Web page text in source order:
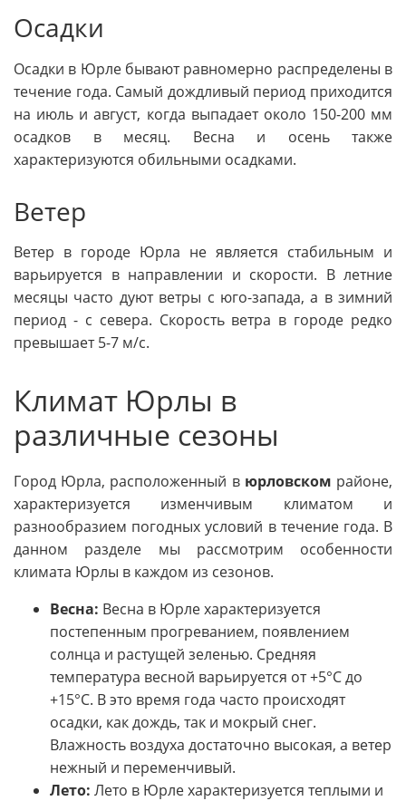
Осадки
Осадки в Юрле бывают равномерно распределены в
течение года. Самый дождливый период приходится
на июль и август, когда выпадает около 150-200 мм
осадков в месяц. Весна и осень также
характеризуются обильными осадками.
Ветер
Ветер в городе Юрла не является стабильным и
варьируется в направлении и скорости. В летние
месяцы часто дуют ветры с юго-запада, а в зимний
период - с севера. Скорость ветра в городе редко
превышает 5-7 м/с.
Климат Юрлы в
различные сезоны
Город Юрла, расположенный в юрловском районе,
характеризуется изменчивым климатом и
разнообразием погодных условий в течение года. В
данном разделе мы рассмотрим особенности
климата Юрлы в каждом из сезонов.
Весна: Весна в Юрле характеризуется
постепенным прогреванием, появлением
солнца и растущей зеленью. Средняя
температура весной варьируется от +5°C до
+15°C. В это время года часто происходят
осадки, как дождь, так и мокрый снег.
Влажность воздуха достаточно высокая, а ветер
нежный и переменчивый.
Лето: Лето в Юрле характеризуется теплыми и